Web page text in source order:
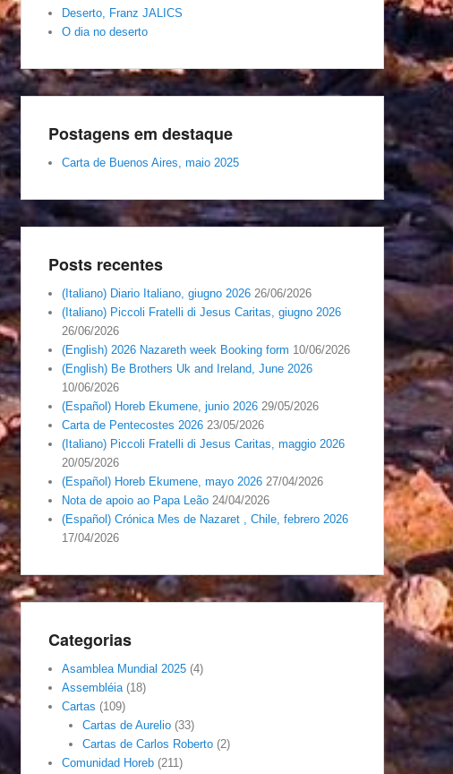
Deserto, Franz JALICS
O dia no deserto
Postagens em destaque
Carta de Buenos Aires, maio 2025
Posts recentes
(Italiano) Diario Italiano, giugno 2026 26/06/2026
(Italiano) Piccoli Fratelli di Jesus Caritas, giugno 2026
26/06/2026
(English) 2026 Nazareth week Booking form 10/06/2026
(English) Be Brothers Uk and Ireland, June 2026
10/06/2026
(Español) Horeb Ekumene, junio 2026 29/05/2026
Carta de Pentecostes 2026 23/05/2026
(Italiano) Piccoli Fratelli di Jesus Caritas, maggio 2026
20/05/2026
(Español) Horeb Ekumene, mayo 2026 27/04/2026
Nota de apoio ao Papa Leão 24/04/2026
(Español) Crónica Mes de Nazaret , Chile, febrero 2026
17/04/2026
Categorias
Asamblea Mundial 2025 (4)
Assembléia(18)
Cartas (109)
Cartas de Aurelio(33)
Cartas de Carlos Roberto(2)
Comunidad Horeb (211)